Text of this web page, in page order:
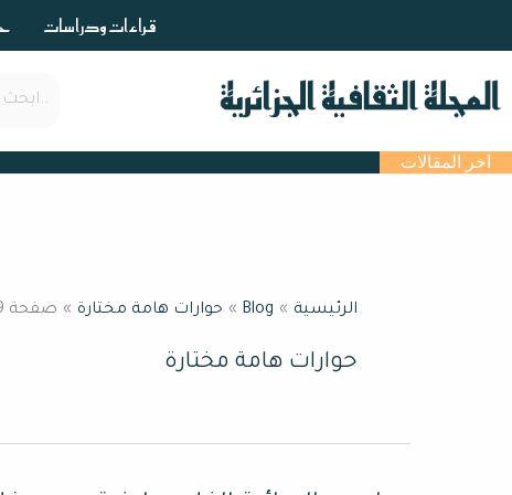
المحتوى
قراءات ودراسات
اخر المقالات
الرئيسية Blog حوارات هامة مختارة صفحة 19
حوارات هامة مختارة